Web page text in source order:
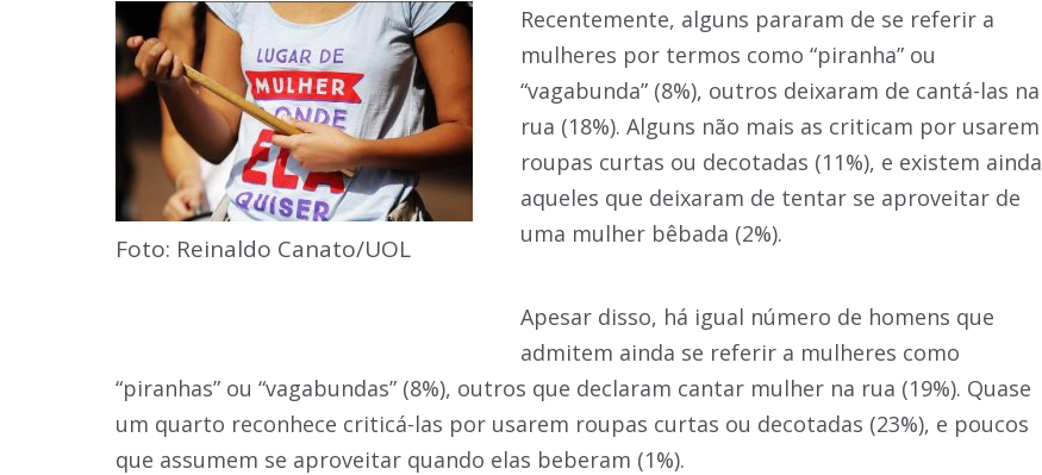
Foto: Reinaldo Canato/UOL
Recentemente, alguns pararam de se referir a
mulheres por termos como “piranha” ou
“vagabunda” (8%), outros deixaram de cantá-las na
rua (18%). Alguns não mais as criticam por usarem
roupas curtas ou decotadas (11%), e existem ainda
aqueles que deixaram de tentar se aproveitar de
uma mulher bêbada (2%).
Apesar disso, há igual número de homens que
admitem ainda se referir a mulheres como
“piranhas” ou “vagabundas” (8%), outros que declaram cantar mulher na rua (19%). Quase
um quarto reconhece criticá-las por usarem roupas curtas ou decotadas (23%), e poucos
que assumem se aproveitar quando elas beberam (1%).